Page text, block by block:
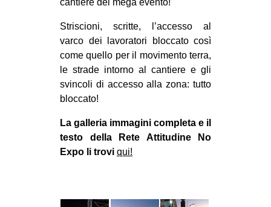
Striscioni, scritte, l’accesso al
varco dei lavoratori bloccato così
come quello per il movimento terra,
le strade intorno al cantiere e gli
svincoli di accesso alla zona: tutto
bloccato!
La galleria immagini completa e il
testo della Rete Attitudine No
Expo li trovi qui!